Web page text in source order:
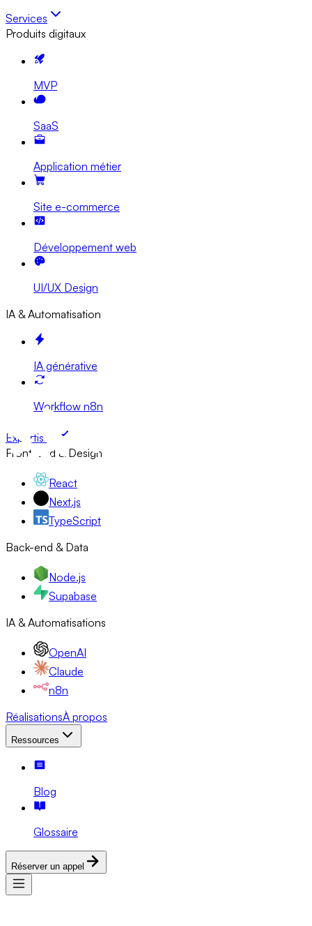
Services
Produits digitaux
MVP
SaaS
Application métier
Site e-commerce
Développement web
UI/UX Design
IA & Automatisation
IA générative
Workflow n8n
Expertises
Front-end & Design
React
Next.js
TypeScript
Back-end & Data
Node.js
Supabase
IA & Automatisations
OpenAI
Claude
n8n
RéalisationsÀ propos
Ressources
Blog
Glossaire
Réserver un appel